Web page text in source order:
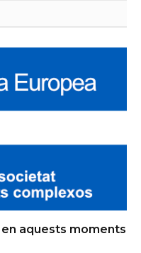
aquests moments